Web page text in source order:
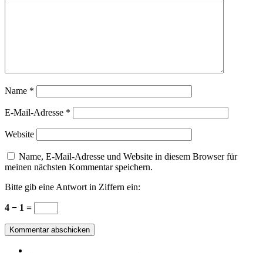
Name *
E-Mail-Adresse *
Website
Name, E-Mail-Adresse und Website in diesem Browser für
meinen nächsten Kommentar speichern.
Bitte gib eine Antwort in Ziffern ein:
4 − 1 =